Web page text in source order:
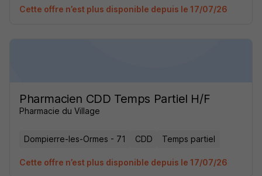
Cette offre n’est plus disponible depuis le 17/07/26
Pharmacien CDD Temps Partiel H/F
Pharmacie du Village
Dompierre-les-Ormes - 71 CDD Temps partiel
Cette offre n’est plus disponible depuis le 17/07/26